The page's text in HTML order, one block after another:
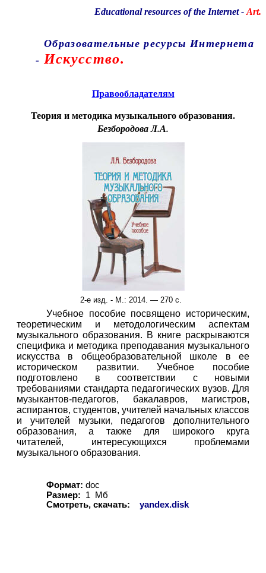
Educational resources of the Internet- Art.
Образовательные ресурсы Интернета
- Искусство.
Правообладателям
Теория и методика музыкального образования.
Безбородова Л.А.
2-е изд. - М.: 2014. — 270 с.
Учебное пособие посвящено историческим,
теоретическим и методологическим аспектам
музыкального образования. В книге раскрываются
специфика и методика преподавания музыкального
искусства в общеобразовательной школе в ее
историческом развитии. Учебное пособие
подготовлено в соответствии с новыми
требованиями стандарта педагогических вузов. Для
музыкантов-педагогов, бакалавров, магистров,
аспирантов, студентов, учителей начальных классов
и учителей музыки, педагогов дополнительного
образования, а также для широкого круга
читателей, интересующихся проблемами
музыкального образования.
Формат: doc
Размер:
1 Мб
Смотреть, скачать:
yandex.disk